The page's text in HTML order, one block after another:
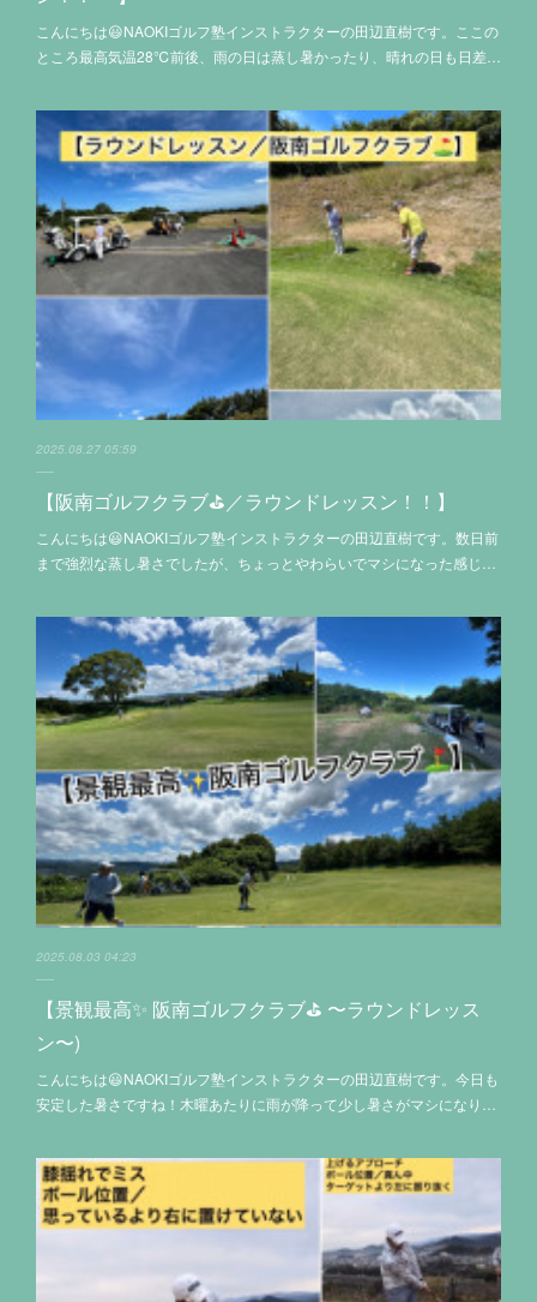
こんにちは😃NAOKIゴルフ塾インストラクターの田辺直樹です。ここの
ところ最高気温28℃前後、雨の日は蒸し暑かったり、晴れの日も日差…
2025.08.27 05:59
【阪南ゴルフクラブ⛳️／ラウンドレッスン！！】
こんにちは😃NAOKIゴルフ塾インストラクターの田辺直樹です。数日前
まで強烈な蒸し暑さでしたが、ちょっとやわらいでマシになった感じ…
2025.08.03 04:23
【景観最高✨ 阪南ゴルフクラブ⛳️ 〜ラウンドレッス
ン〜)
こんにちは😃NAOKIゴルフ塾インストラクターの田辺直樹です。今日も
安定した暑さですね！木曜あたりに雨が降って少し暑さがマシになり…